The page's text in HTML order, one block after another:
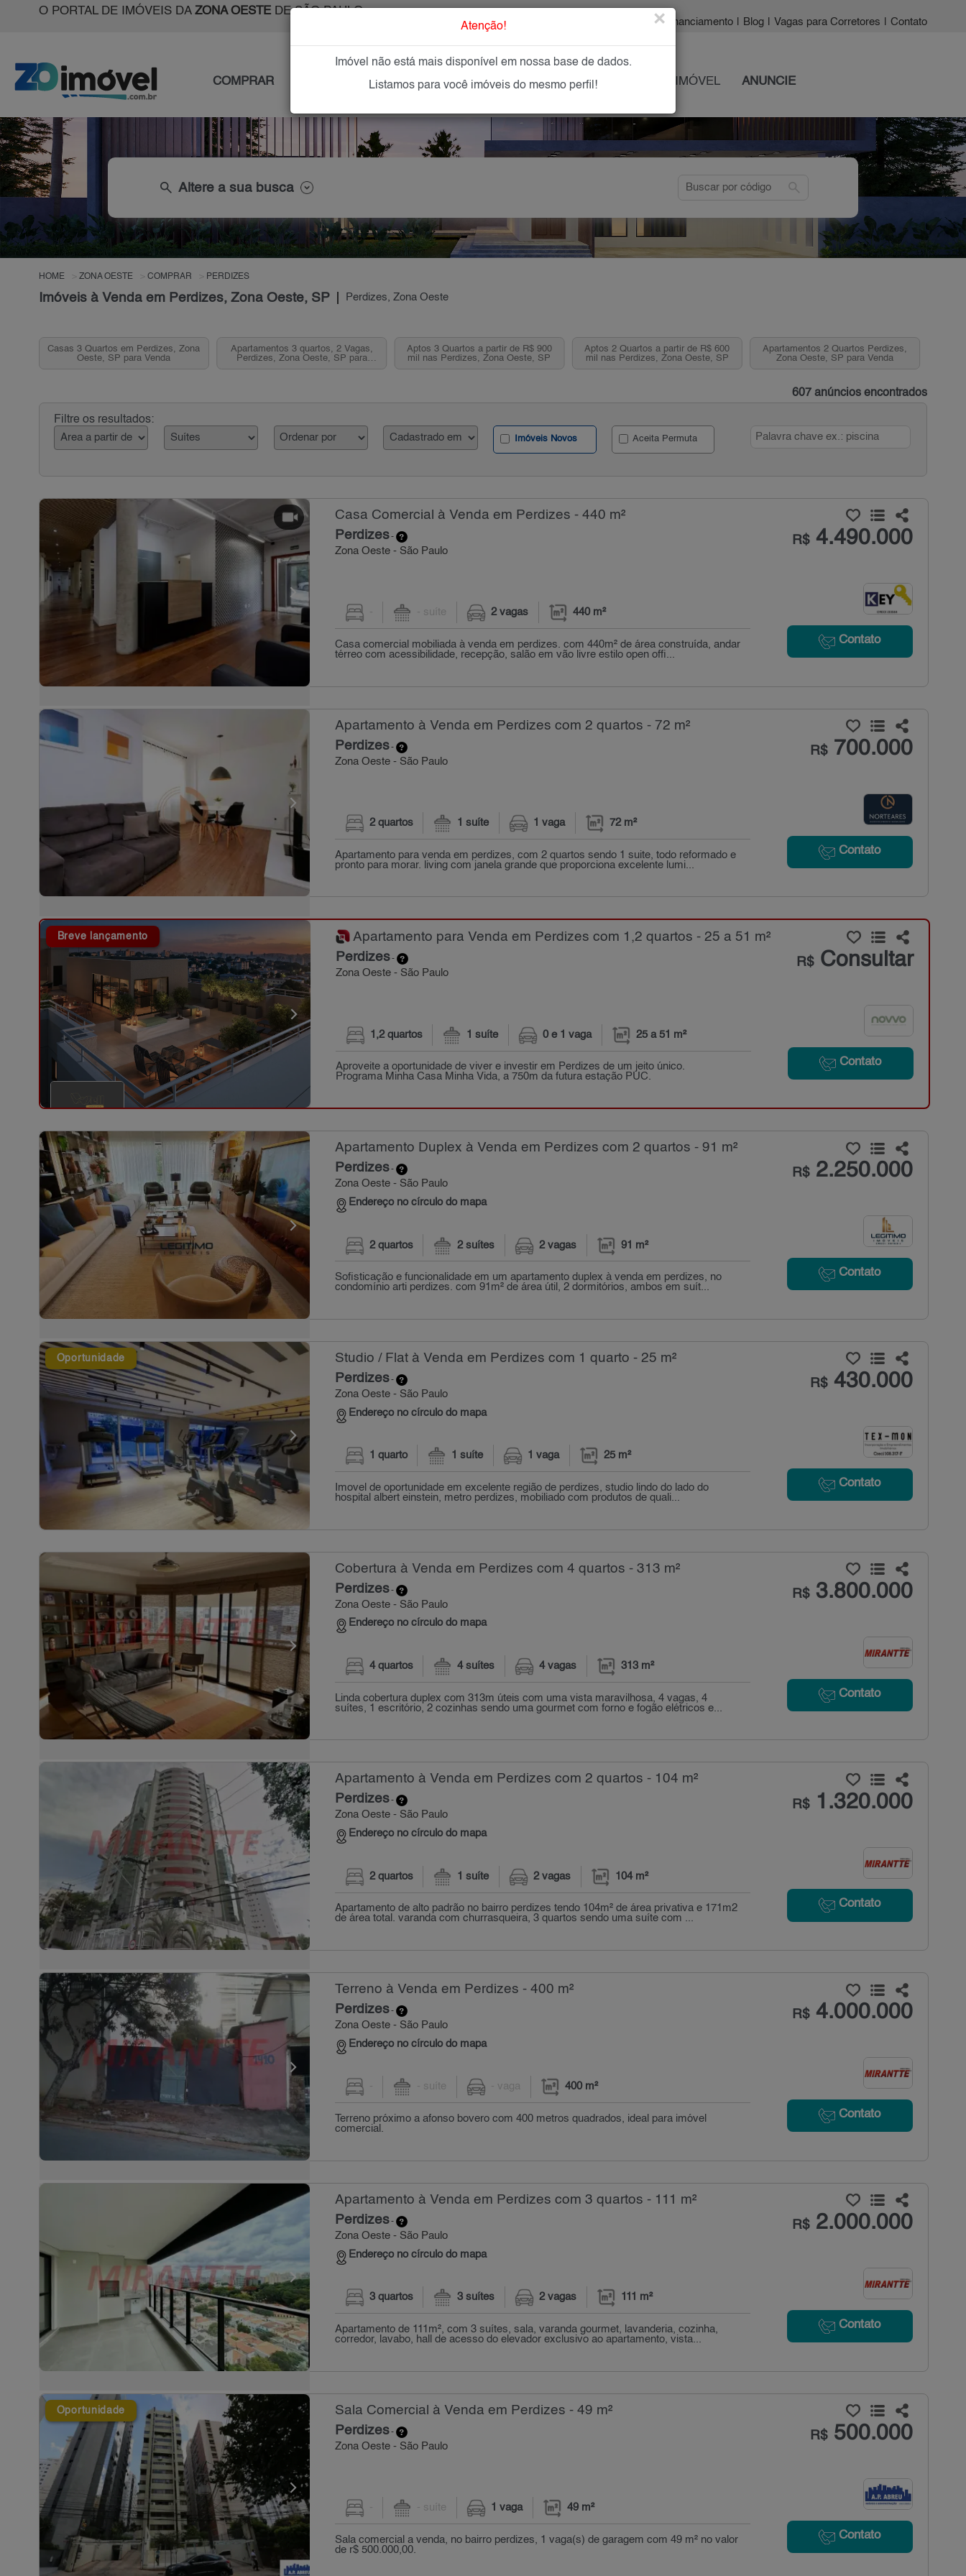
O PORTAL DE IMÓVEIS DA ZONA OESTEDE SÃO PAULO
| Financiamento Blog Vagas para Corretores Contato
COMPRAR IMÓVEIS NOVOS IMOBILIÁRIAS OFEREÇA SEU IMÓVEL ANUNCIE
search Altere a sua busca search
HOME ZONA OESTE COMPRAR PERDIZES
Imóveis à Venda em Perdizes, Zona Oeste, SP Perdizes, Zona Oeste
Casas 3 Quartos em Perdizes, Zona
Oeste, SP para Venda
Apartamentos 3 quartos, 2 Vagas,
Perdizes, Zona Oeste, SP para
Aptos 3 Quartos a partir de R$ 900
mil nas Perdizes, Zona Oeste, SP
Aptos 2 Quartos a partir de R$ 600
mil nas Perdizes, Zona Oeste, SP
Apartamentos 2 Quartos Perdizes,
Zona Oeste, SP para Venda
607 anúncios encontrados
Filtre os resultados:
Imóveis Novos Aceita Permuta
Casa Comercial à Venda em Perdizes - 440 m²
Perdizes-
Zona Oeste - São Paulo
R$4.490.000
Contato
- - suíte 2 vagas 440 m²
Casa comercial mobiliada à venda em perdizes. com 440m² de área construída, andar
térreo com acessibilidade, recepção, salão em vão livre estilo open offi...
Apartamento à Venda em Perdizes com 2 quartos - 72 m²
Perdizes-
Zona Oeste - São Paulo
R$700.000
Contato
2 quartos 1 suíte 1 vaga 72 m²
Apartamento para venda em perdizes, com 2 quartos sendo 1 suite, todo reformado e
pronto para morar. living com janela grande que proporciona excelente lumi...
Breve lançamento Apartamento para Venda em Perdizes com 1,2 quartos - 25 a 51 m²
Perdizes-
Zona Oeste - São Paulo
R$Consultar
Contato
1,2 quartos 1 suíte 0 e 1 vaga 25 a 51 m²
Aproveite a oportunidade de viver e investir em Perdizes de um jeito único.
Programa Minha Casa Minha Vida, a 750m da futura estação PUC.
Apartamento Duplex à Venda em Perdizes com 2 quartos - 91 m²
Perdizes-
Zona Oeste - São Paulo
Endereço no círculo do mapa
R$2.250.000
Contato
2 quartos 2 suítes 2 vagas 91 m²
Sofisticação e funcionalidade em um apartamento duplex à venda em perdizes, no
condomínio arti perdizes. com 91m² de área útil, 2 dormitórios, ambos em suít...
Oportunidade Studio / Flat à Venda em Perdizes com 1 quarto - 25 m²
Perdizes-
Zona Oeste - São Paulo
Endereço no círculo do mapa
R$430.000
Contato
1 quarto 1 suíte 1 vaga 25 m²
Imovel de oportunidade em excelente região de perdizes, studio lindo do lado do
hospital albert einstein, metro perdizes, mobiliado com produtos de quali...
Cobertura à Venda em Perdizes com 4 quartos - 313 m²
Perdizes-
Zona Oeste - São Paulo
Endereço no círculo do mapa
R$3.800.000
Contato
4 quartos 4 suítes 4 vagas 313 m²
Linda cobertura duplex com 313m úteis com uma vista maravilhosa, 4 vagas, 4
suítes, 1 escritório, 2 cozinhas sendo uma gourmet com forno e fogão elétricos e...
Apartamento à Venda em Perdizes com 2 quartos - 104 m²
Perdizes-
Zona Oeste - São Paulo
Endereço no círculo do mapa
R$1.320.000
Contato
2 quartos 1 suíte 2 vagas 104 m²
Apartamento de alto padrão no bairro perdizes tendo 104m² de área privativa e 171m2
de área total. varanda com churrasqueira, 3 quartos sendo uma suíte com ...
Terreno à Venda em Perdizes - 400 m²
Perdizes-
Zona Oeste - São Paulo
Endereço no círculo do mapa
R$4.000.000
Contato
- - suíte - vaga 400 m²
Terreno próximo a afonso bovero com 400 metros quadrados, ideal para imóvel
comercial.
Apartamento à Venda em Perdizes com 3 quartos - 111 m²
Perdizes-
Zona Oeste - São Paulo
Endereço no círculo do mapa
R$2.000.000
Contato
3 quartos 3 suítes 2 vagas 111 m²
Apartamento de 111m², com 3 suítes, sala, varanda gourmet, lavanderia, cozinha,
corredor, lavabo, hall de acesso do elevador exclusivo ao apartamento, vista...
Oportunidade Sala Comercial à Venda em Perdizes - 49 m²
Perdizes-
Zona Oeste - São Paulo
R$500.000
Contato
- - suíte 1 vaga 49 m²
Sala comercial a venda, no bairro perdizes, 1 vaga(s) de garagem com 49 m² no valor
de r$ 500.000,00.
Atenção! ×
Imóvel não está mais disponível em nossa base de dados.
Listamos para você imóveis do mesmo perfil!